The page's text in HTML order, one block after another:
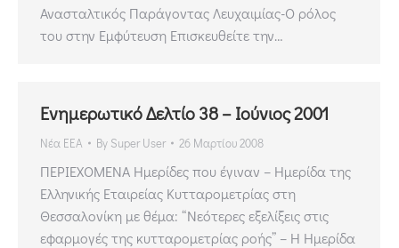
Ανασταλτικός Παράγοντας Λευχαιμίας-Ο ρόλος
του στην Εμφύτευση Επισκευθείτε την…
Ενημερωτικό Δελτίο 38 – Ιούνιος 2001
Νέα ΕΕΑ By Super User 26 Μαρτίου 2008
ΠΕΡΙΕΧΟΜΕΝΑ Ημερίδες που έγιναν – Ημερίδα της
Ελληνικής Εταιρείας Κυτταρομετρίας στη
Θεσσαλονίκη με θέμα: “Νεότερες εξελίξεις στις
εφαρμογές της κυτταρομετρίας ροής” – Η Ημερίδα